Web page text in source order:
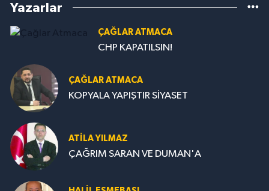
Yazarlar
ÇAĞLAR ATMACA
CHP KAPATILSIN!
ÇAĞLAR ATMACA
KOPYALA YAPIŞTIR SİYASET
ATILA YILMAZ
ÇAĞRIM SARAN VE DUMAN'A